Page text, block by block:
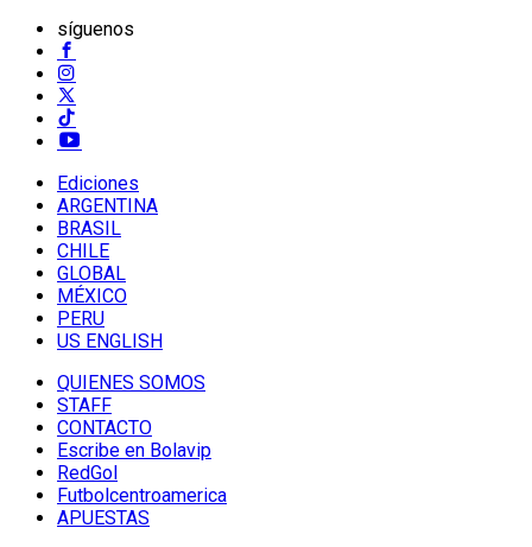
síguenos
Ediciones
ARGENTINA
BRASIL
CHILE
GLOBAL
MÉXICO
PERU
US ENGLISH
QUIENES SOMOS
STAFF
CONTACTO
Escribe en Bolavip
RedGol
Futbolcentroamerica
APUESTAS